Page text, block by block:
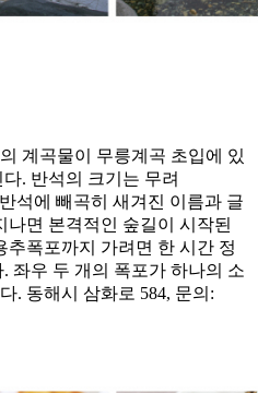
계곡물이 무릉계곡 초입에 있
. 반석의 크기는 무려
석에 빼곡히 새겨진 이름과 글
면 본격적인 숲길이 시작된
추폭포까지 가려면 한 시간 정
좌우 두 개의 폭포가 하나의 소
. 동해시 삼화로 584, 문의: